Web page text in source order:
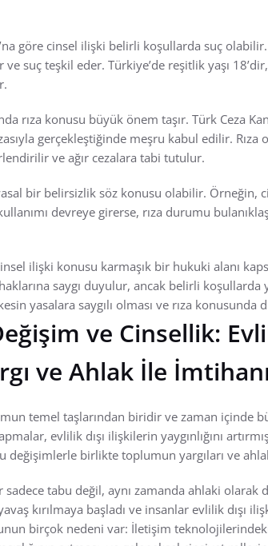
göre cinsel ilişki belirli koşullarda suç
suç teşkil eder. Türkiye’de reşitlik yaşı
rıza konusu büyük önem taşır. Türk Ceza
gerçekleştiğinde meşru kabul edilir. Rıza
ve ağır cezalara tabi tutulur.
bir belirsizlik söz konusu olabilir. Örneğin,
devreye girerse, rıza durumu
ilişki konusu karmaşık bir hukuki alanı
saygı duyulur, ancak belirli koşullarda
yasalara saygılı olması ve rıza
ve Cinsellik:
ve Ahlak İle İmtihanı
temel taşlarından biridir ve zaman içinde
evlilik dışı ilişkilerin yaygınlığını
değişimlerle birlikte toplumun yargıları ve
sadece tabu değil, aynı zamanda ahlaki olarak
kırılmaya başladı ve insanlar evlilik dışı
birçok nedeni var: İletişim